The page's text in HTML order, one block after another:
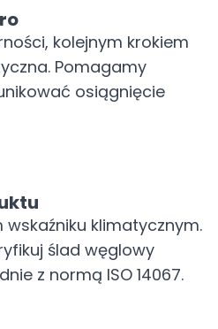
kolejnym krokiem
Pomagamy
osiągnięcie
wskaźniku klimatycznym.
ślad węglowy
z normą ISO 14067.